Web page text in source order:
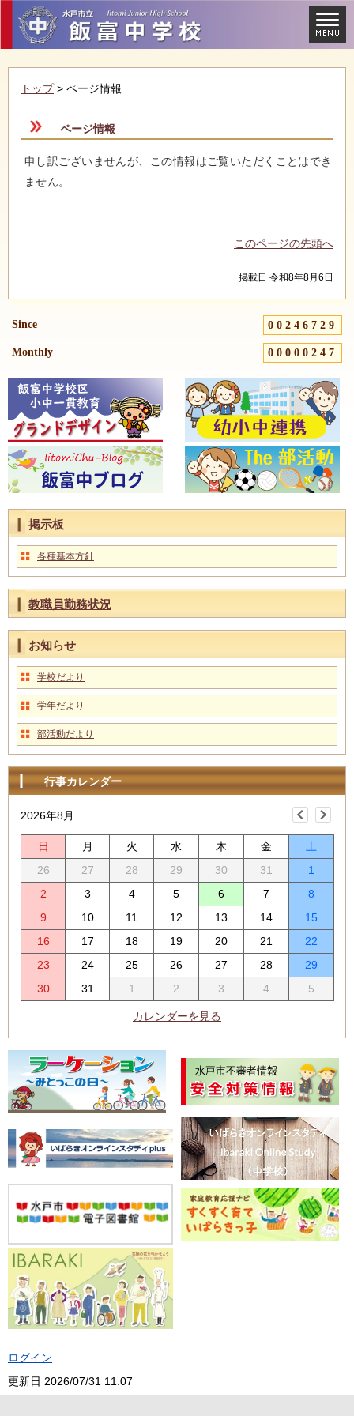
Since 00246729
Monthly 00000247
掲示板
各種基本方針
教職員勤務状況
お知らせ
学校だより
学年だより
部活動だより
行事カレンダー
2026年8月
日 月 火 水 木 金
土
26
27 28 29 30 31
1
2
3 4 5 6 7
8
9
10 11 12 13 14
15
16
17 18 19 20 21
22
23
24 25 26 27 28
29
30
31 1 2 3 4 5
カレンダーを見る
トップ> ページ情報
ページ情報
申し訳ございませんが、この情報はご覧いただくことはでき
ません。
このページの先頭へ
掲載日 令和8年8月6日
更新日 2026/07/31 11:07
ログイン